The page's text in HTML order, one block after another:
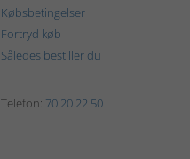
Købsbetingelser
Fortryd køb
Således bestiller du
Telefon: 70 20 22 50